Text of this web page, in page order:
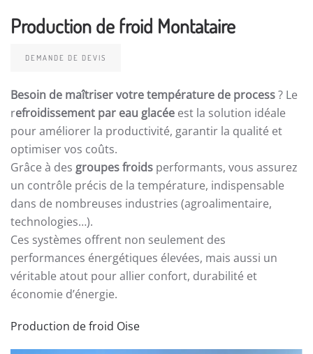
Production de froid Montataire
DEMANDE DE DEVIS
Besoin de maîtriser votre température de process? Le
refroidissement par eau glacée est la solution idéale
pour améliorer la productivité, garantir la qualité et
optimiser vos coûts.
Grâce à des groupes froids performants, vous assurez
un contrôle précis de la température, indispensable
dans de nombreuses industries (agroalimentaire,
technologies…).
Ces systèmes offrent non seulement des
performances énergétiques élevées, mais aussi un
véritable atout pour allier confort, durabilité et
économie d’énergie.
Production de froid Oise